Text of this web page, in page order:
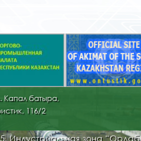
Капал батыра,
116/2
Индустриальная зона